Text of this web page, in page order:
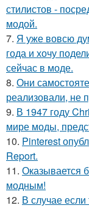
стилистов -
модой.
7. Я уже вовсю
года и хочу
сейчас в моде.
8. Они
реализовали, не
9. В 1947 году
мире моды,
10. Pinterest
Report.
11. Оказывается
модным!
12. В случае